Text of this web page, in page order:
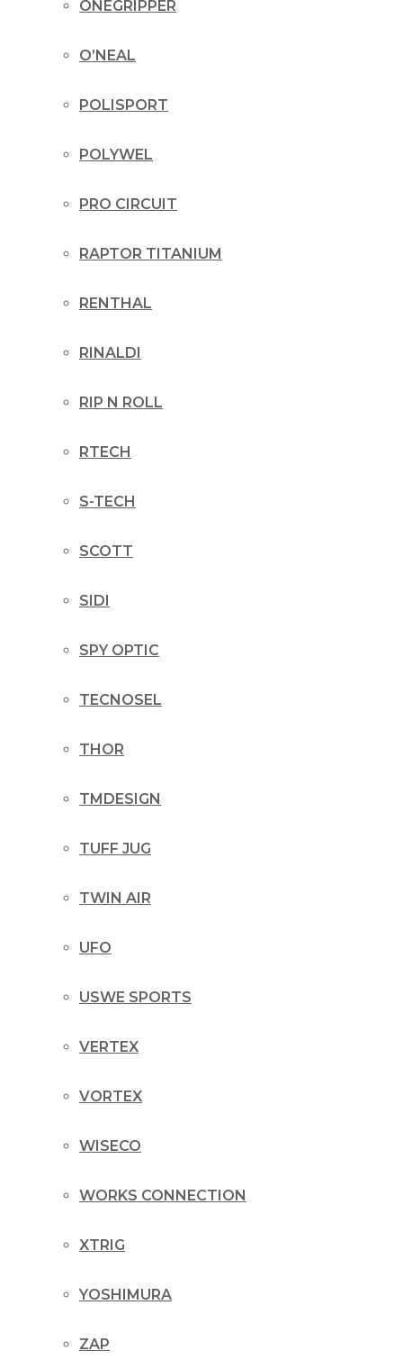
ONEGRIPPER
O’NEAL
POLISPORT
POLYWEL
PRO CIRCUIT
RAPTOR TITANIUM
RENTHAL
RINALDI
RIP N ROLL
RTECH
S-TECH
SCOTT
SIDI
SPY OPTIC
TECNOSEL
THOR
TMDESIGN
TUFF JUG
TWIN AIR
UFO
USWE SPORTS
VERTEX
VORTEX
WISECO
WORKS CONNECTION
XTRIG
YOSHIMURA
ZAP